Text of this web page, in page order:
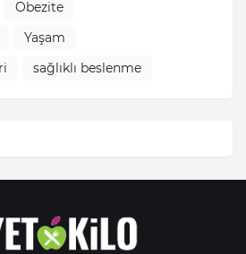
Obezite
Yaşam
sağlıklı beslenme